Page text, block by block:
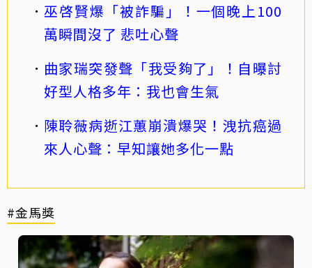
巫啓賢爆「被詐騙」！一個晚上100
萬瞬間沒了 悲吐心聲
曲家瑞突發聲「我受夠了」！自曝討
好型人格多年：我也會生氣
陳聆薇病逝江蕙崩潰爆哭！洩抗癌過
來人心聲：早知讓她多化一點
#金馬獎